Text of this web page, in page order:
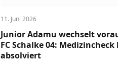
11. Juni 2026
Junior Adamu wechselt
FC Schalke 04:
absolviert